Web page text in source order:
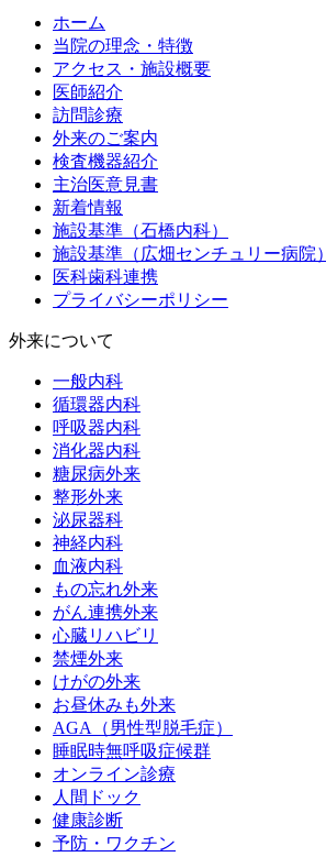
ホーム
当院の理念・特徴
アクセス・施設概要
医師紹介
訪問診療
外来のご案内
検査機器紹介
主治医意見書
新着情報
施設基準（石橋内科）
施設基準（広畑センチュリー病院）
医科歯科連携
プライバシーポリシー
外来について
一般内科
循環器内科
呼吸器内科
消化器内科
糖尿病外来
整形外来
泌尿器科
神経内科
血液内科
もの忘れ外来
がん連携外来
心臓リハビリ
禁煙外来
けがの外来
お昼休みも外来
AGA（男性型脱毛症）
睡眠時無呼吸症候群
オンライン診療
人間ドック
健康診断
予防・ワクチン